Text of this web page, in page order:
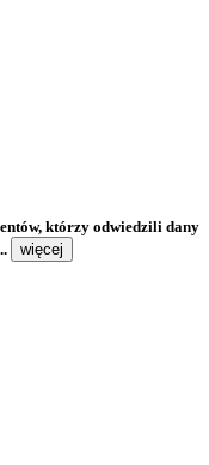
którzy odwiedzili dany
więcej